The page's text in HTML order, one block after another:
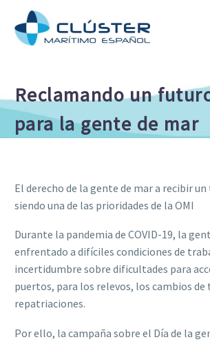
Reclamando un
para la gente de mar
El derecho de la gente de mar a recibir
siendo una de las prioridades de la OMI
Durante la pandemia de COVID-19, la
enfrentado a difíciles condiciones de
incertidumbre sobre dificultades para
puertos, para los relevos, los cambios
repatriaciones.
Por ello, la campaña sobre el Día de la